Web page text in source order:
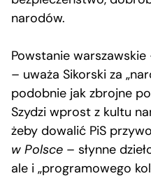
narodów.
Powstanie
– uważa Sikorski za
podobnie jak zbrojne
Szydzi wprost z kultu
żeby dowalić PiS
w Polsce – słynne
ale i „programowego